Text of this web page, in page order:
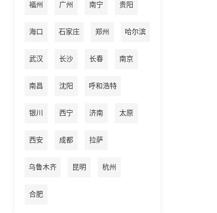
福州 广州 南宁 贵阳
海口 石家庄 郑州 哈尔滨
武汉 长沙 长春 南京
南昌 沈阳 呼和浩特
银川 西宁 济南 太原
西安 成都 拉萨
乌鲁木齐 昆明 杭州
合肥